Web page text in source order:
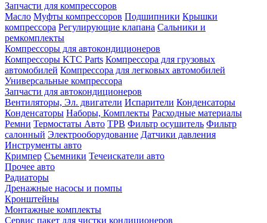
Запчасти для компрессоров
Масло Муфты компрессоров Подшипники Крышки
компрессора Регулирующие клапана Сальники и
ремкомплекты
Компрессоры для автокондиционеров
Компрессоры KTC Parts Компрессора для грузовых
автомобилей Компрессора для легковых автомобилей
Универсальные компрессора
Запчасти для автокондиционеров
Вентиляторы, Эл. двигатели Испарители Конденсаторы
Конденсаторы Наборы, Комплекты Расходные материалы
Ремни Термостаты Авто ТРВ Фильтр осушитель Фильтр
салонный Электрооборудование Датчики давления
Инструменты авто
Кримпер Съемники Течеискатели авто
Прочее авто
Радиаторы
Дренажные насосы и помпы
Кронштейны
Монтажные комплекты
Сервис пакет для чистки кондиционеров